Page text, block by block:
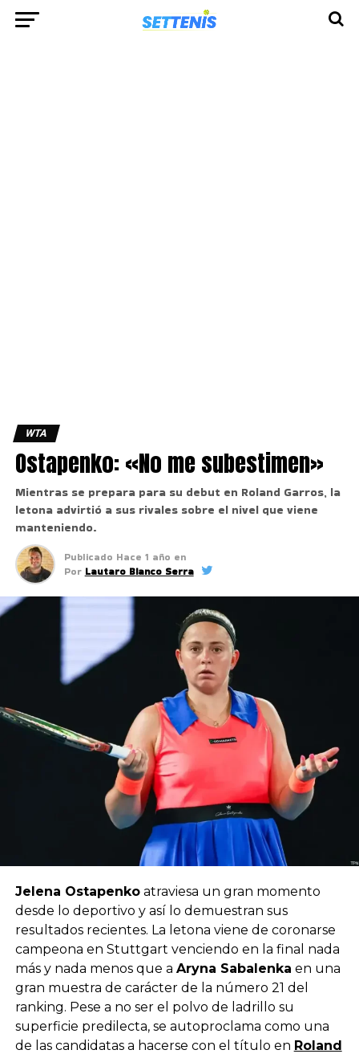
WTA
Ostapenko: «No me subestimen»
Mientras se prepara para su debut en Roland Garros, la
letona advirtió a sus rivales sobre el nivel que viene
manteniendo.
Publicado Hace 1 año en
Por Lautaro Bianco Serra
Jelena Ostapenkoatraviesa un gran momento
desde lo deportivo y así lo demuestran sus
resultados recientes. La letona viene de coronarse
campeona en Stuttgart venciendo en la final nada
más y nada menos que a Aryna Sabalenka en una
gran muestra de carácter de la número 21 del
ranking. Pese a no ser el polvo de ladrillo su
superficie predilecta, se autoproclama como una
de las candidatas a hacerse con el título en Roland